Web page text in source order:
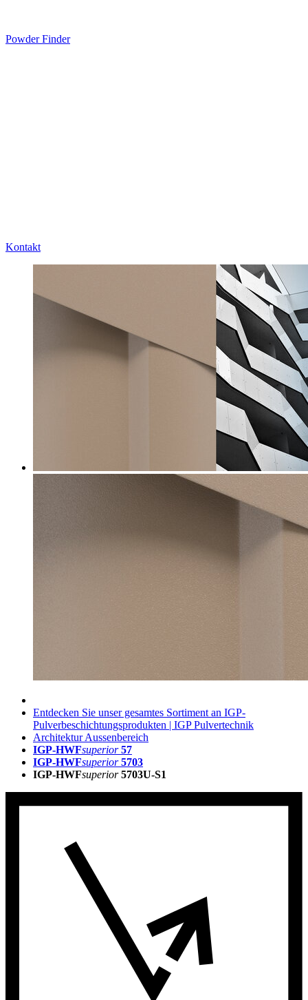
Powder Finder
Kontakt
Entdecken Sie unser gesamtes Sortiment an IGP-
Pulverbeschichtungsprodukten | IGP Pulvertechnik
Architektur Aussenbereich
IGP-HWFsuperior 57
IGP-HWFsuperior 5703
IGP-HWFsuperior 5703U-S1